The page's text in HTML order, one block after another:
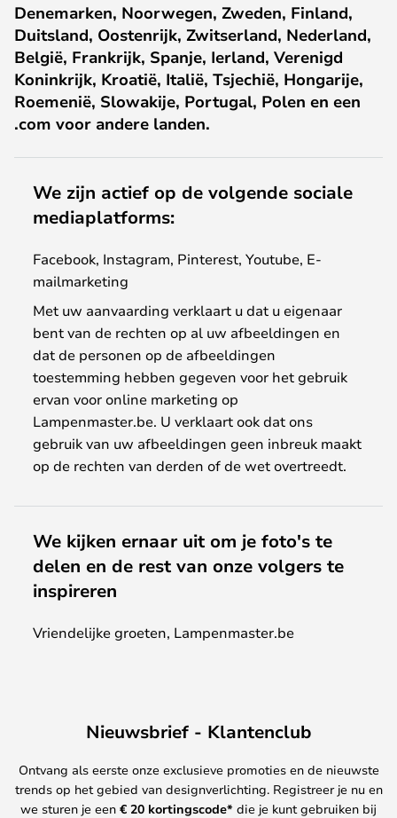
Denemarken, Noorwegen, Zweden, Finland,
Duitsland, Oostenrijk, Zwitserland, Nederland,
België, Frankrijk, Spanje, Ierland, Verenigd
Koninkrijk, Kroatië, Italië, Tsjechië, Hongarije,
Roemenië, Slowakije, Portugal, Polen en een
.com voor andere landen.
We zijn actief op de volgende sociale
mediaplatforms:
Facebook, Instagram, Pinterest, Youtube, E-
mailmarketing
Met uw aanvaarding verklaart u dat u eigenaar
bent van de rechten op al uw afbeeldingen en
dat de personen op de afbeeldingen
toestemming hebben gegeven voor het gebruik
ervan voor online marketing op
Lampenmaster.be. U verklaart ook dat ons
gebruik van uw afbeeldingen geen inbreuk maakt
op de rechten van derden of de wet overtreedt.
We kijken ernaar uit om je foto's te
delen en de rest van onze volgers te
inspireren
Vriendelijke groeten, Lampenmaster.be
Nieuwsbrief - Klantenclub
Ontvang als eerste onze exclusieve promoties en de nieuwste
trends op het gebied van designverlichting. Registreer je nu en
we sturen je een € 20 kortingscode* die je kunt gebruiken bij